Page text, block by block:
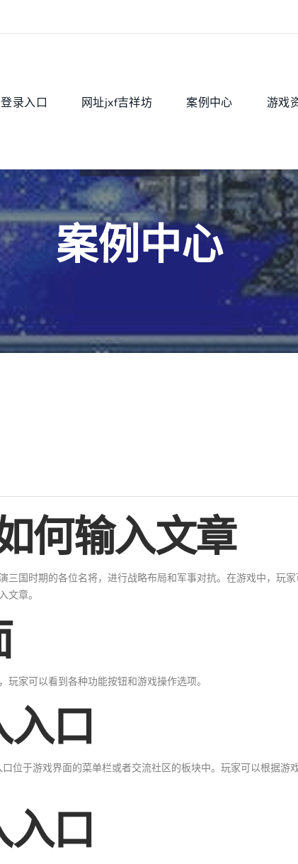
录入口 网址jxf吉祥坊 案例中心 游戏
案例中心
何输入文章
国时期的各位名将，进行战略布局和军事对抗。在游戏中，玩
文章。
家可以看到各种功能按钮和游戏操作选项。
口
位于游戏界面的菜单栏或者交流社区的板块中。玩家可以根据游
口